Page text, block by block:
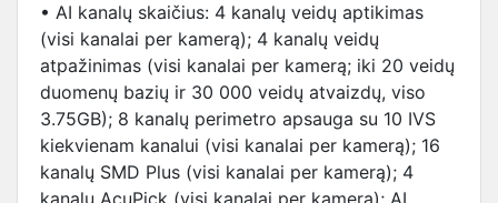
• AI kanalų skaičius: 4 kanalų veidų aptikimas
(visi kanalai per kamerą); 4 kanalų veidų
atpažinimas (visi kanalai per kamerą; iki 20 veidų
duomenų bazių ir 30 000 veidų atvaizdų, viso
3.75GB); 8 kanalų perimetro apsauga su 10 IVS
kiekvienam kanalui (visi kanalai per kamerą); 16
kanalų SMD Plus (visi kanalai per kamerą); 4
kanalų AcuPick (visi kanalai per kamerą); AI